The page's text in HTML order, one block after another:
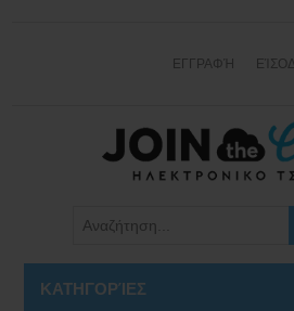
ΕΓΓΡΑΦΉ
ΚΑΤΗΓΟΡΊΕΣ